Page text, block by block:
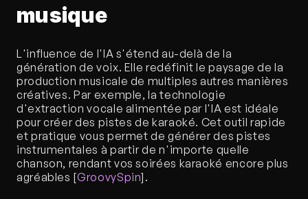
musique
L'influence de l'IA s'étend au-delà de la
génération de voix. Elle redéfinit le paysage de la
production musicale de multiples autres manières
créatives. Par exemple, la technologie
d'extraction vocale alimentée par l'IA est idéale
pour créer des pistes de karaoké. Cet outil rapide
et pratique vous permet de générer des pistes
instrumentales à partir de n'importe quelle
chanson, rendant vos soirées karaoké encore plus
agréables [GroovySpin].